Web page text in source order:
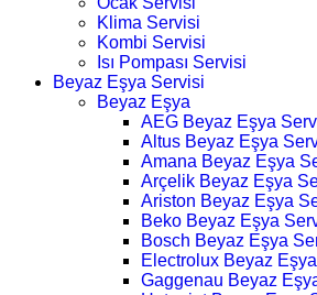
Klima Servisi
Kombi Servisi
Isı Pompası Servisi
Beyaz Eşya Servisi
Beyaz Eşya
AEG Beyaz Eşya
Altus Beyaz Eşya
Amana Beyaz Eşya
Arçelik Beyaz Eşya
Ariston Beyaz Eşya
Beko Beyaz Eşya
Bosch Beyaz Eşya
Electrolux Beyaz
Gaggenau Beyaz